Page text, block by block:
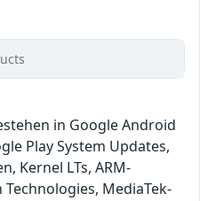
in Google Android
Play System Updates,
Kernel LTs, ARM-
MediaTek-